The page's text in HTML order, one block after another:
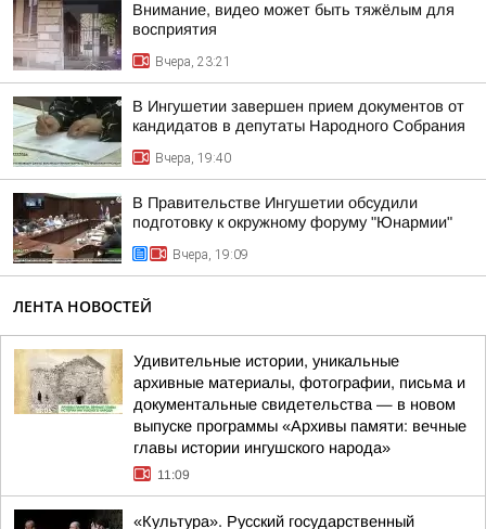
Внимание, видео может быть тяжёлым для
восприятия
Вчера, 23:21
В Ингушетии завершен прием документов от
кандидатов в депутаты Народного Собрания
Вчера, 19:40
В Правительстве Ингушетии обсудили
подготовку к окружному форуму "Юнармии"
Вчера, 19:09
ЛЕНТА НОВОСТЕЙ
Удивительные истории, уникальные
архивные материалы, фотографии, письма и
документальные свидетельства — в новом
выпуске программы «Архивы памяти: вечные
главы истории ингушского народа»
11:09
«Культура». Русский государственный